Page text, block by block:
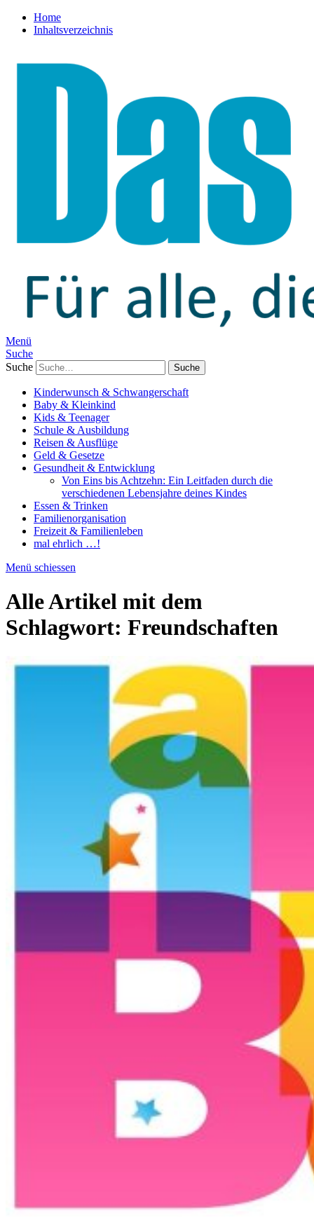
Home
Inhaltsverzeichnis
Menü
Suche
Suche
Kinderwunsch & Schwangerschaft
Baby & Kleinkind
Kids & Teenager
Schule & Ausbildung
Reisen & Ausflüge
Geld & Gesetze
Gesundheit & Entwicklung
Von Eins bis Achtzehn: Ein Leitfaden durch die
verschiedenen Lebensjahre deines Kindes
Essen & Trinken
Familienorganisation
Freizeit & Familienleben
mal ehrlich …!
Menü schiessen
Alle Artikel mit dem
Schlagwort: Freundschaften